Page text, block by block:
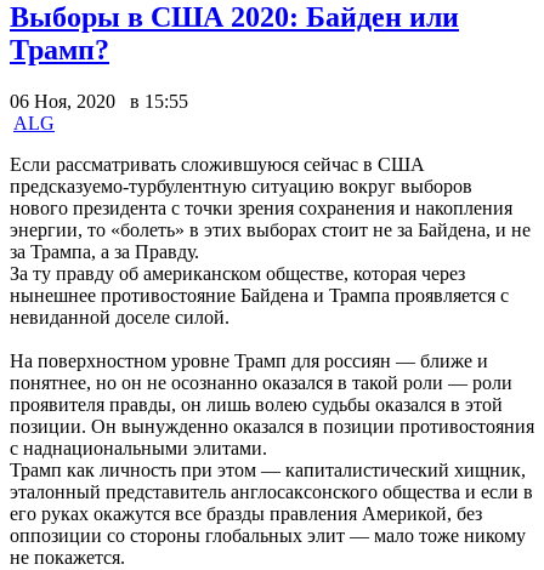
Выборы в США 2020: Байден или
Трамп?
06 Ноя, 2020 в 15:55
ALG
Если рассматривать сложившуюся сейчас в США
предсказуемо-турбулентную ситуацию вокруг выборов
нового президента с точки зрения сохранения и накопления
энергии, то «болеть» в этих выборах стоит не за Байдена, и не
за Трампа, а за Правду.
За ту правду об американском обществе, которая через
нынешнее противостояние Байдена и Трампа проявляется с
невиданной доселе силой.
На поверхностном уровне Трамп для россиян — ближе и
понятнее, но он не осознанно оказался в такой роли — роли
проявителя правды, он лишь волею судьбы оказался в этой
позиции. Он вынужденно оказался в позиции противостояния
с наднациональными элитами.
Трамп как личность при этом — капиталистический хищник,
эталонный представитель англосаксонского общества и если в
его руках окажутся все бразды правления Америкой, без
оппозиции со стороны глобальных элит — мало тоже никому
не покажется.